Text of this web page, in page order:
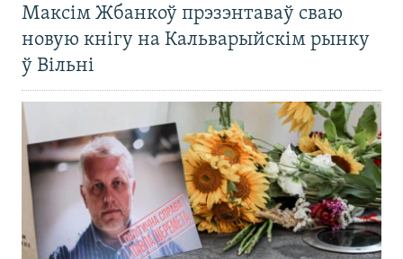
Максім Жбанкоў прэзэнтаваў сваю
новую кнігу на Кальварыйскім рынку
ў Вільні